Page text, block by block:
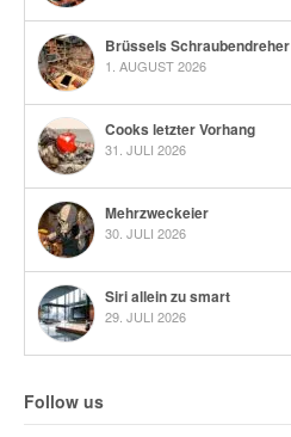
Brüssels Schraubendreher
1. AUGUST 2026
Cooks letzter Vorhang
31. JULI 2026
Mehrzweckeier
30. JULI 2026
Siri allein zu smart
29. JULI 2026
Follow us